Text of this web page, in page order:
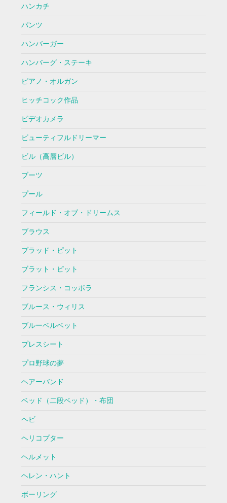
ハンカチ
パンツ
ハンバーガー
ハンバーグ・ステーキ
ピアノ・オルガン
ヒッチコック作品
ビデオカメラ
ビューティフルドリーマー
ビル（高層ビル）
ブーツ
プール
フィールド・オブ・ドリームス
ブラウス
ブラッド・ピット
ブラット・ピット
フランシス・コッポラ
ブルース・ウィリス
ブルーベルベット
プレスシート
プロ野球の夢
ヘアーバンド
ベッド（二段ベッド）・布団
ヘビ
ヘリコプター
ヘルメット
ヘレン・ハント
ボーリング